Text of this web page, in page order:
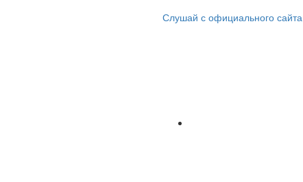
Слушай с официального сайта